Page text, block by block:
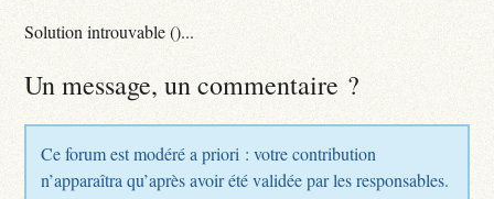
Solution introuvable ()...
Un message, un commentaire ?
Ce forum est modéré a priori : votre contribution
n’apparaîtra qu’après avoir été validée par les responsables.